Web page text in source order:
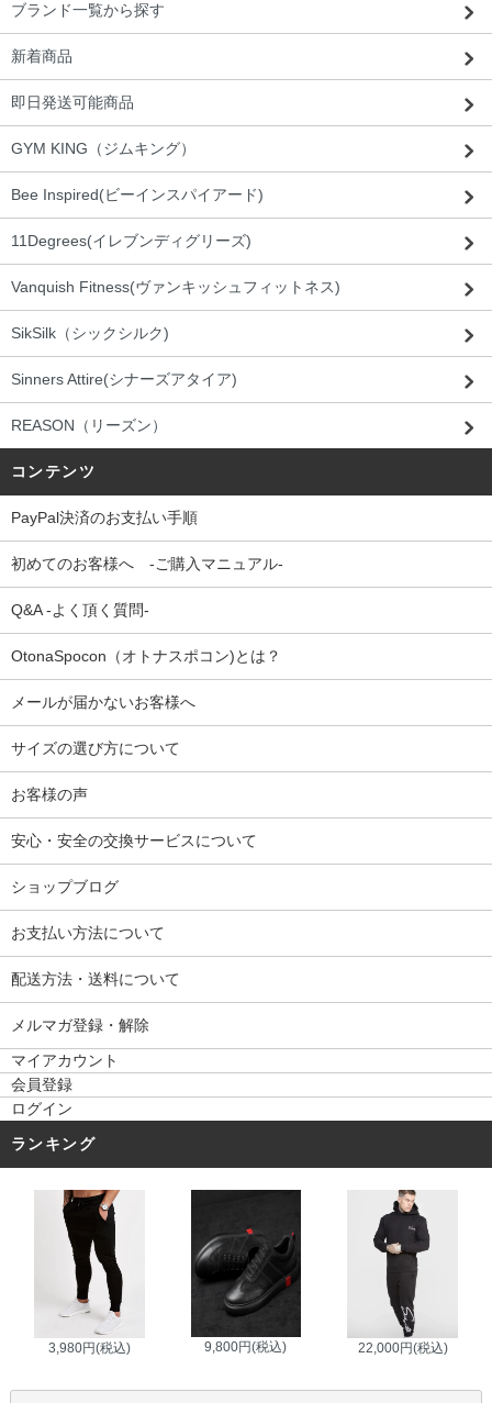
ブランド一覧から探す
新着商品
即日発送可能商品
GYM KING（ジムキング）
Bee Inspired(ビーインスパイアード)
11Degrees(イレブンディグリーズ)
Vanquish Fitness(ヴァンキッシュフィットネス)
SikSilk（シックシルク)
Sinners Attire(シナーズアタイア)
REASON（リーズン）
コンテンツ
PayPal決済のお支払い手順
初めてのお客様へ -ご購入マニュアル-
Q&A -よく頂く質問-
OtonaSpocon（オトナスポコン)とは？
メールが届かないお客様へ
サイズの選び方について
お客様の声
安心・安全の交換サービスについて
ショップブログ
お支払い方法について
配送方法・送料について
メルマガ登録・解除
マイアカウント
会員登録
ログイン
ランキング
3,980円(税込) 9,800円(税込) 22,000円(税込)